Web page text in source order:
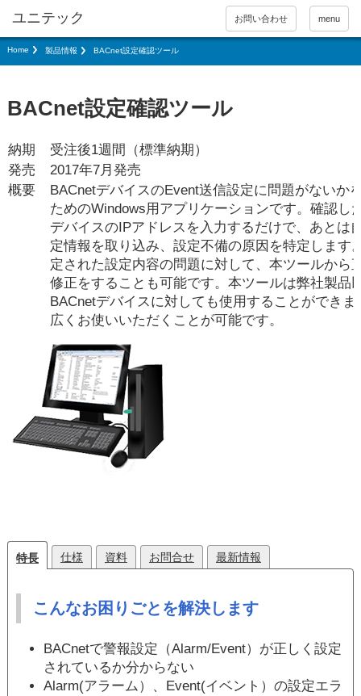
お問い合わせ menu
Home 製品情報 BACnet設定確認ツール
BACnet設定確認ツール
納期
受注後1週間（標準納期）
発売
2017年7月発売
概要
BACnetデバイスのEvent送信設定に問題がないか
ためのWindows用アプリケーションです。確認し
デバイスのIPアドレスを入力するだけで、あとは
定情報を取り込み、設定不備の原因を特定します
定された設定内容の問題に対して、本ツールから
修正をすることも可能です。本ツールは弊社製品
BACnetデバイスに対しても使用することができま
広くお使いいただくことが可能です。
特長 仕様 資料 お問合せ 最新情報
こんなお困りごとを解決します
BACnetで警報設定（Alarm/Event）が正しく設定
されているか分からない
Alarm(アラーム）、Event(イベント）の設定エラ